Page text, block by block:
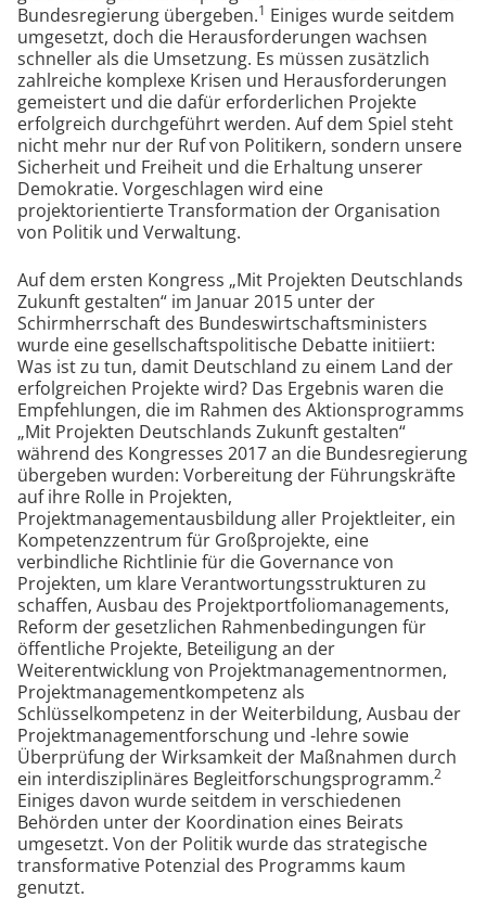
Bundesregierung übergeben.1 Einiges wurde seitdem
umgesetzt, doch die Herausforderungen wachsen
schneller als die Umsetzung. Es müssen zusätzlich
zahlreiche komplexe Krisen und Herausforderungen
gemeistert und die dafür erforderlichen Projekte
erfolgreich durchgeführt werden. Auf dem Spiel steht
nicht mehr nur der Ruf von Politikern, sondern unsere
Sicherheit und Freiheit und die Erhaltung unserer
Demokratie. Vorgeschlagen wird eine
projektorientierte Transformation der Organisation
von Politik und Verwaltung.
Auf dem ersten Kongress „Mit Projekten Deutschlands
Zukunft gestalten“ im Januar 2015 unter der
Schirmherrschaft des Bundeswirtschaftsministers
wurde eine gesellschaftspolitische Debatte initiiert:
Was ist zu tun, damit Deutschland zu einem Land der
erfolgreichen Projekte wird? Das Ergebnis waren die
Empfehlungen, die im Rahmen des Aktionsprogramms
„Mit Projekten Deutschlands Zukunft gestalten“
während des Kongresses 2017 an die Bundesregierung
übergeben wurden: Vorbereitung der Führungskräfte
auf ihre Rolle in Projekten,
Projektmanagementausbildung aller Projektleiter, ein
Kompetenzzentrum für Großprojekte, eine
verbindliche Richtlinie für die Governance von
Projekten, um klare Verantwortungsstrukturen zu
schaffen, Ausbau des Projektportfoliomanagements,
Reform der gesetzlichen Rahmenbedingungen für
öffentliche Projekte, Beteiligung an der
Weiterentwicklung von Projektmanagementnormen,
Projektmanagementkompetenz als
Schlüsselkompetenz in der Weiterbildung, Ausbau der
Projektmanagementforschung und -lehre sowie
Überprüfung der Wirksamkeit der Maßnahmen durch
ein interdisziplinäres Begleitforschungsprogramm.2
Einiges davon wurde seitdem in verschiedenen
Behörden unter der Koordination eines Beirats
umgesetzt. Von der Politik wurde das strategische
transformative Potenzial des Programms kaum
genutzt.